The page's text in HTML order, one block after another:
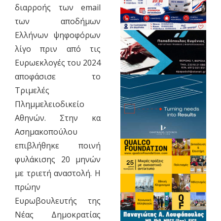
διαρροής των email
των αποδήμων
Ελλήνων ψηφοφόρων
λίγο πριν από τις
Ευρωεκλογές του 2024
αποφάσισε το
Τριμελές
Πλημμελειοδικείο
Αθηνών. Στην κα
Ασημακοπούλου
επιβλήθηκε ποινή
φυλάκισης 20 μηνών
με τριετή αναστολή. Η
πρώην
Ευρωβουλευτής της
Νέας Δημοκρατίας